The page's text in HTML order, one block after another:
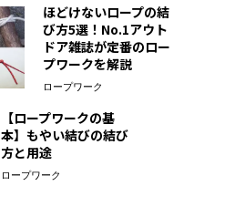
ほどけないロープの結
び方5選！No.1アウト
ドア雑誌が定番のロー
プワークを解説
ロープワーク
【ロープワークの基
本】もやい結びの結び
方と用途
ロープワーク